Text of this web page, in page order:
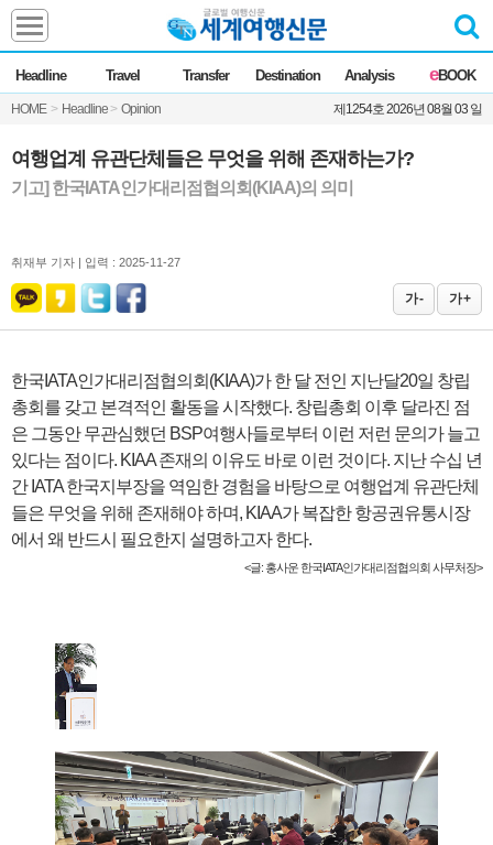
Headline Travel Transfer Destination Analysis eBOOK
HOME > Headline > Opinion 제1254호 2026년 08월 03 일
Headline
전체 News
Commentary Opinion
Focus Marketing
ZoomIn
Transfer
Analysis
여행업계 유관단체들은 무엇을 위해 존재하는가?
기고] 한국IATA인가대리점협의회(KIAA)의 의미
취재부 기자 | 입력 : 2025-11-27
가 - 가 +
한국IATA인가대리점협의회(KIAA)가 한 달 전인 지난달20일 창립
총회를 갖고 본격적인 활동을 시작했다. 창립총회 이후 달라진 점
은 그동안 무관심했던 BSP여행사들로부터 이런 저런 문의가 늘고
있다는 점이다. KIAA 존재의 이유도 바로 이런 것이다. 지난 수십 년
간 IATA 한국지부장을 역임한 경험을 바탕으로 여행업계 유관단체
들은 무엇을 위해 존재해야 하며, KIAA가 복잡한 항공권유통시장
에서 왜 반드시 필요한지 설명하고자 한다.
<글: 홍사운 한국IATA인가대리점협의회 사무처장>